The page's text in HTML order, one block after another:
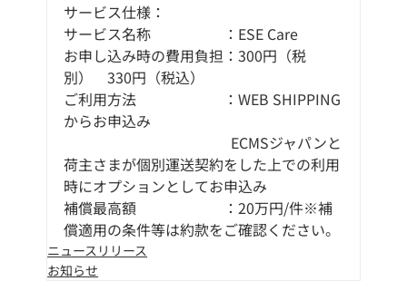
サービス仕様：
サービス名称　　　　　：ESE Care
お申し込み時の費用負担：300円（税
別）　330円（税込）
ご利用方法　　　　　　：WEB SHIPPING
からお申込み
ECMSジャパンと
荷主さまが個別運送契約をした上での利用
時にオプションとしてお申込み
補償最高額　　　　　　：20万円/件※補
償適用の条件等は約款をご確認ください。
ニュースリリース
お知らせ